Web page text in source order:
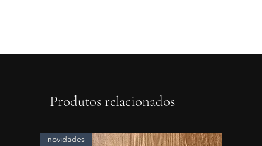
Produtos relacionados
novidades